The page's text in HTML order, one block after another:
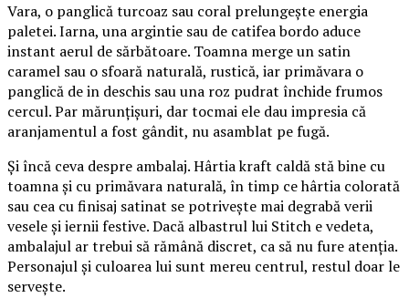
Vara, o panglică turcoaz sau coral prelungește energia
paletei. Iarna, una argintie sau de catifea bordo aduce
instant aerul de sărbătoare. Toamna merge un satin
caramel sau o sfoară naturală, rustică, iar primăvara o
panglică de in deschis sau una roz pudrat închide frumos
cercul. Par mărunțișuri, dar tocmai ele dau impresia că
aranjamentul a fost gândit, nu asamblat pe fugă.
Și încă ceva despre ambalaj. Hârtia kraft caldă stă bine cu
toamna și cu primăvara naturală, în timp ce hârtia colorată
sau cea cu finisaj satinat se potrivește mai degrabă verii
vesele și iernii festive. Dacă albastrul lui Stitch e vedeta,
ambalajul ar trebui să rămână discret, ca să nu fure atenția.
Personajul și culoarea lui sunt mereu centrul, restul doar le
servește.